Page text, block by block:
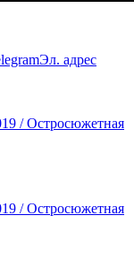
Эл. адрес
/ Остросюжетная
/ Остросюжетная